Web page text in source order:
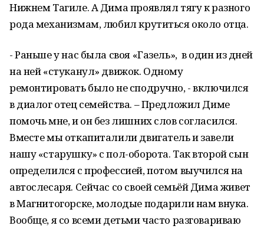
Нижнем Тагиле. А Дима проявлял тягу к разного
рода механизмам, любил крутиться около отца.
- Раньше у нас была своя «Газель», в один из дней
на ней «стуканул» движок. Одному
ремонтировать было не сподручно, - включился
в диалог отец семейства. – Предложил Диме
помочь мне, и он без лишних слов согласился.
Вместе мы откапиталили двигатель и завели
нашу «старушку» с пол-оборота. Так второй сын
определился с профессией, потом выучился на
автослесаря. Сейчас со своей семьёй Дима живет
в Магнитогорске, молодые подарили нам внука.
Вообще, я со всеми детьми часто разговариваю